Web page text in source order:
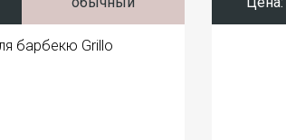
барбекю Grillo